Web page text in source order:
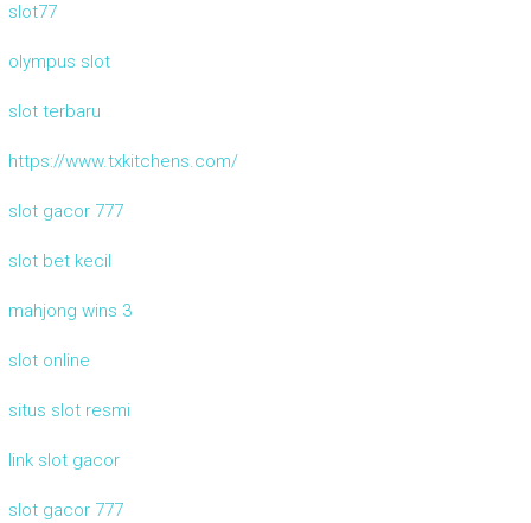
slot77
olympus slot
slot terbaru
https://www.txkitchens.com/
slot gacor 777
slot bet kecil
mahjong wins 3
slot online
situs slot resmi
link slot gacor
slot gacor 777